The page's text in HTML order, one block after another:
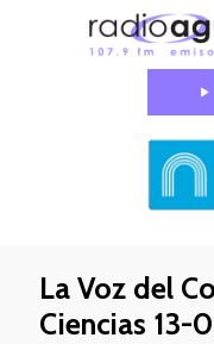
La Voz del
Ciencias 13-